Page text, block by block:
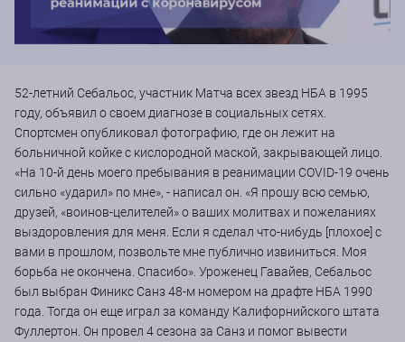
52-летний Себальос, участник Матча всех звезд НБА в 1995
году, объявил о своем диагнозе в социальных сетях.
Спортсмен опубликовал фотографию, где он лежит на
больничной койке с кислородной маской, закрывающей лицо.
«На 10-й день моего пребывания в реанимации COVID-19 очень
сильно «ударил» по мне», - написал он. «Я прошу всю семью,
друзей, «воинов-целителей» о ваших молитвах и пожеланиях
выздоровления для меня. Если я сделал что-нибудь [плохое] с
вами в прошлом, позвольте мне публично извиниться. Моя
борьба не окончена. Спасибо». Уроженец Гавайев, Себальос
был выбран Финикс Санз 48-м номером на драфте НБА 1990
года. Тогда он еще играл за команду Калифорнийского штата
Фуллертон. Он провел 4 сезона за Санз и помог вывести